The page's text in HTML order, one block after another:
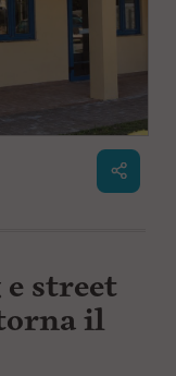
street
il